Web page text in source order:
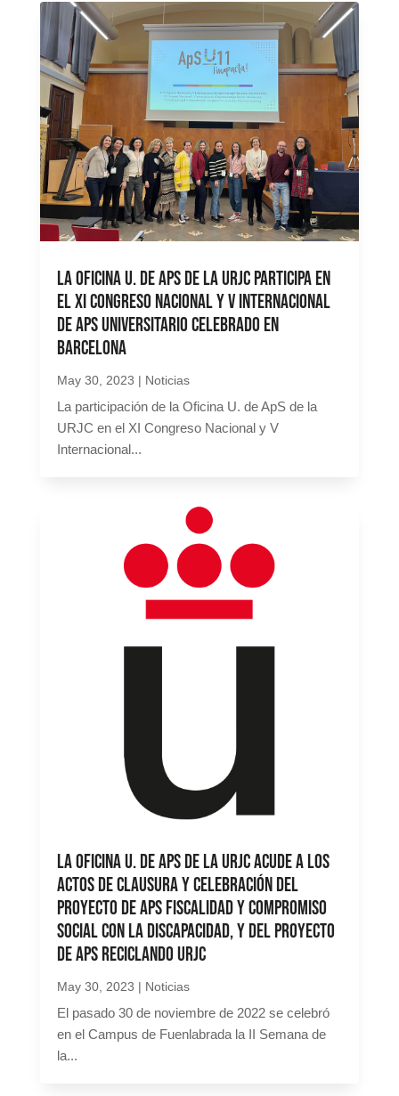
La Oficina U. de ApS de la URJC participa en
el XI Congreso Nacional y V Internacional
de ApS Universitario celebrado en
Barcelona
May 30, 2023 | Noticias
La participación de la Oficina U. de ApS de la
URJC en el XI Congreso Nacional y V
Internacional...
La Oficina U. de ApS de la URJC acude a los
Actos de Clausura y celebración del
proyecto de ApS Fiscalidad y Compromiso
social con la discapacidad, y del proyecto
de ApS Reciclando URJC
May 30, 2023 | Noticias
El pasado 30 de noviembre de 2022 se celebró
en el Campus de Fuenlabrada la II Semana de
la...